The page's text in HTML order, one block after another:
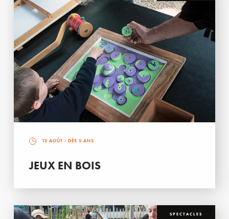
12 AOÛT - DÈS 5 ANS
JEUX EN BOIS
SPECTACLES